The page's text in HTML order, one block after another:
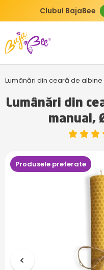
Clubul BajaBee
Lumânări din ceară de albine
Lumânări din
manual,
Produsele preferate